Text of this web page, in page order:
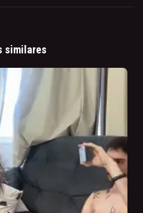
similares